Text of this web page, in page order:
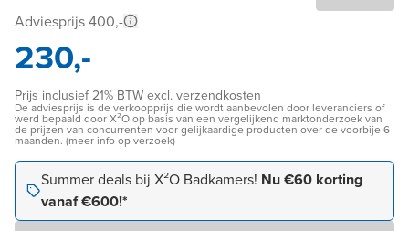
Adviesprijs 400,-
230,-
Prijs inclusief 21% BTW excl. verzendkosten
De adviesprijs is de verkoopprijs die wordt aanbevolen door leveranciers of
werd bepaald door X²O op basis van een vergelijkend marktonderzoek van
de prijzen van concurrenten voor gelijkaardige producten over de voorbije 6
maanden. (meer info op verzoek)
Summer deals bij X²O Badkamers! Nu €60 korting
vanaf €600!*